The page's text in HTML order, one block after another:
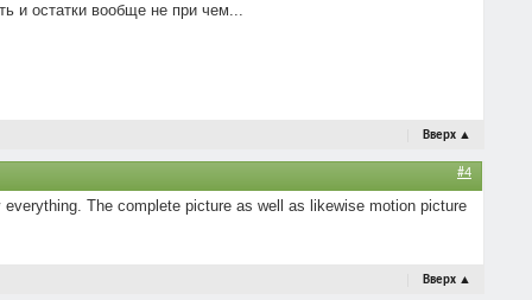
и остатки вообще не при чем...
Вверх ▲
#4
The complete picture as well as likewise motion picture
Вверх ▲